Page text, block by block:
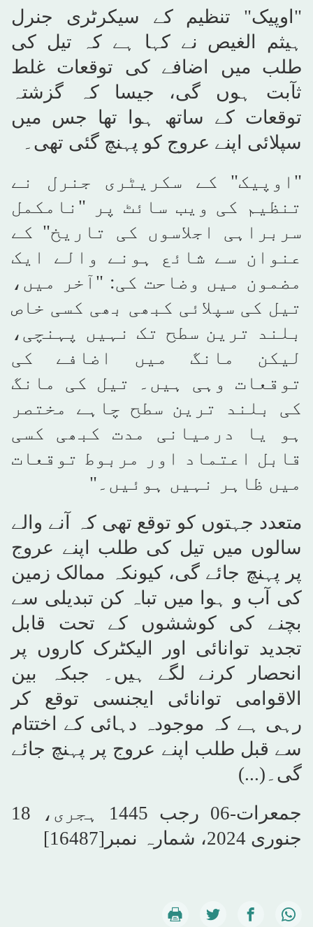
"اوپیک" تنظیم کے سیکرٹری جنرل
ہیثم الغیص نے کہا ہے کہ تیل کی
طلب میں اضافے کی توقعات غلط
ثآبت ہوں گی، جیسا کہ گزشتہ
توقعات کے ساتھ ہوا تھا جس میں
سپلائی اپنے عروج کو پہنچ گئی تھی۔
"اوپیک" کے سکریٹری جنرل نے
تنظیم کی ویب سائٹ پر "نامکمل
سربراہی اجلاسوں کی تاریخ" کے
عنوان سے شائع ہونے والے ایک
مضمون میں وضاحت کی: "آخر میں،
تیل کی سپلائی کبھی بھی کسی خاص
بلند ترین سطح تک نہیں پہنچی،
لیکن مانگ میں اضافے کی
توقعات وہی ہیں۔ تیل کی مانگ
کی بلند ترین سطح چاہے مختصر
ہو یا درمیانی مدت کبھی کسی
قابل اعتماد اور مربوط توقعات
میں ظاہر نہیں ہوئیں۔"
متعدد جہتوں کو توقع تھی کہ آنے والے
سالوں میں تیل کی طلب اپنے عروج
پر پہنچ جائے گی، کیونکہ ممالک زمین
کی آب و ہوا میں تباہ کن تبدیلی سے
بچنے کی کوششوں کے تحت قابل
تجدید توانائی اور الیکٹرک کاروں پر
انحصار کرنے لگے ہیں۔ جبکہ بین
الاقوامی توانائی ایجنسی توقع کر
رہی ہے کہ موجودہ دہائی کے اختتام
سے قبل طلب اپنے عروج پر پہنچ جائے
گی۔(...)
جمعرات-06 رجب 1445 ہجری، 18
جنوری 2024، شمارہ نمبر
[16487]